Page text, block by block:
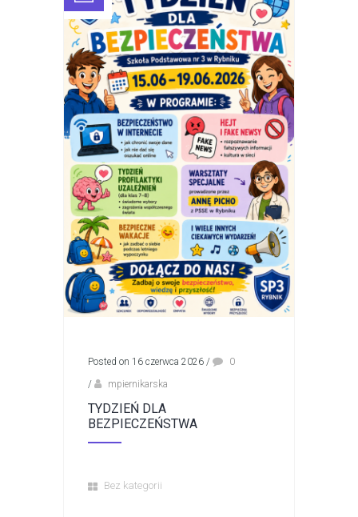
Posted on 16 czerwca 2026 /
0
/
mpiernikarska
TYDZIEŃ DLA
BEZPIECZEŃSTWA
Bez kategorii